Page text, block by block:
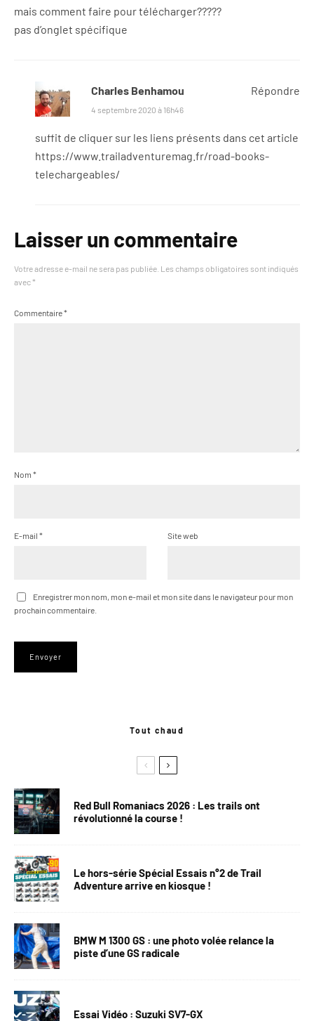
mais comment faire pour télécharger?????
pas d’onglet spécifique
Charles Benhamou
4 septembre 2020 à 16h46
suffit de cliquer sur les liens présents dans cet article
https://www.trailadventuremag.fr/road-books-
telechargeables/
Répondre
Laisser un commentaire
Votre adresse e-mail ne sera pas publiée. Les champs obligatoires sont indiqués
avec *
Commentaire*
Nom *
E-mail * Site web
Enregistrer mon nom, mon e-mail et mon site dans le navigateur pour mon
prochain commentaire.
Tout chaud
Red Bull Romaniacs 2026 : Les trails ont
révolutionné la course !
Le hors-série Spécial Essais n°2 de Trail
Adventure arrive en kiosque !
BMW M 1300 GS : une photo volée relance la
piste d’une GS radicale
Essai Vidéo : Suzuki SV7-GX